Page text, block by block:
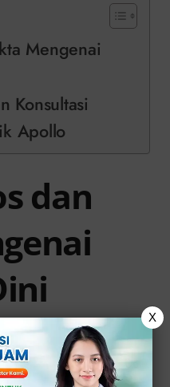
Mengenai
Konsultasi
Apollo
dan
mengenai
Anda ketahui:
X